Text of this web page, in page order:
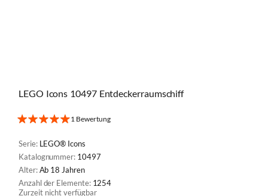
LEGO Icons 10497 Entdeckerraumschiff
1 Bewertung
Serie: LEGO® Icons
Katalognummer: 10497
Alter:Ab 18 Jahren
Anzahl der Elemente: 1254
Zurzeit nicht verfügbar